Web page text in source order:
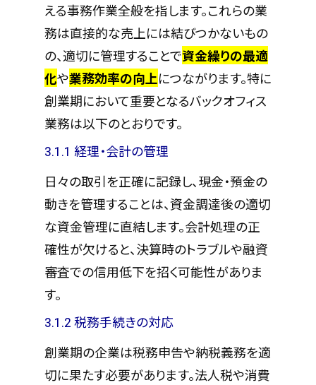
える事務作業全般を指します。これらの業
務は直接的な売上には結びつかないもの
の、適切に管理することで資金繰りの最適
化や業務効率の向上につながります。特に
創業期において重要となるバックオフィス
業務は以下のとおりです。
3.1.1 経理・会計の管理
日々の取引を正確に記録し、現金・預金の
動きを管理することは、資金調達後の適切
な資金管理に直結します。会計処理の正
確性が欠けると、決算時のトラブルや融資
審査での信用低下を招く可能性がありま
す。
3.1.2 税務手続きの対応
創業期の企業は税務申告や納税義務を適
切に果たす必要があります。法人税や消費